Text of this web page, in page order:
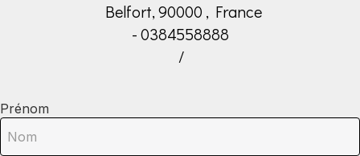
Belfort, 90000 , France
- 0384558888
/
Prénom